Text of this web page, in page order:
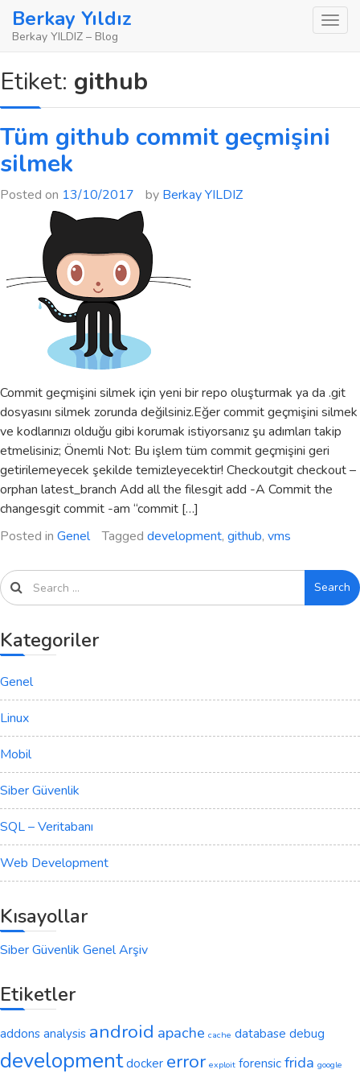
SkipBerkay Yıldız
Berkay YILDIZ – Blog
Etiket: github
Tüm github commit geçmişini
silmek
Posted on 13/10/2017 by Berkay YILDIZ
Commit geçmişini silmek için yeni bir repo oluşturmak ya da .git
dosyasını silmek zorunda değilsiniz.Eğer commit geçmişini silmek
ve kodlarınızı olduğu gibi korumak istiyorsanız şu adımları takip
etmelisiniz; Önemli Not: Bu işlem tüm commit geçmişini geri
getirilemeyecek şekilde temizleyecektir! Checkoutgit checkout –
orphan latest_branch Add all the filesgit add -A Commit the
changesgit commit -am “commit […]
Posted in Genel Tagged development, github, vms
Search
Kategoriler
Genel
Linux
Mobil
Siber Güvenlik
SQL – Veritabanı
Web Development
Kısayollar
Siber Güvenlik Genel Arşiv
Etiketler
addons analysis android apache cache database debug
development docker error exploit forensic frida google